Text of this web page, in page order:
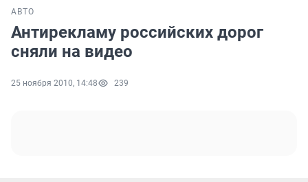
АВТО
Антирекламу российских дорог
сняли на видео
25 ноября 2010, 14:48 239